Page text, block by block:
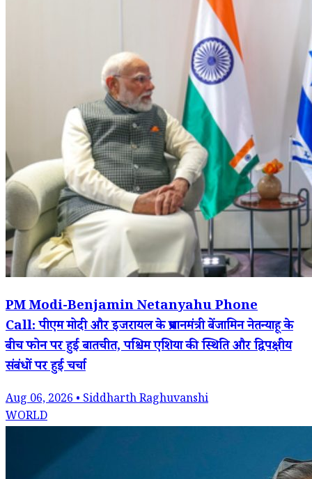
PM Modi-Benjamin Netanyahu Phone
Call: पीएम मोदी और इजरायल के प्रधानमंत्री बेंजामिन नेतन्याहू के
बीच फोन पर हुई बातचीत, पश्चिम एशिया की स्थिति और द्विपक्षीय
संबंधों पर हुई चर्चा
Aug 06, 2026 • Siddharth Raghuvanshi
WORLD